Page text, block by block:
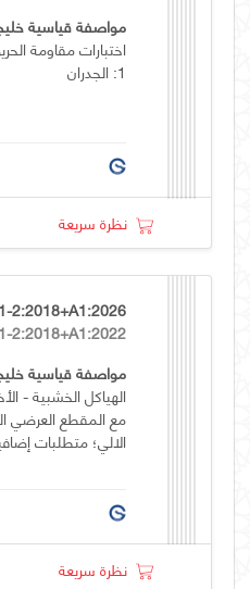
مواصفة قياسية
اختبارات مقاومة
1: الجدران
نظرة سريعة
2:2018+A1:2026
2:2018+A1:2022
مواصفة قياسية
الهياكل الخشبية -
الالي؛ متطلبات
نظرة سريعة